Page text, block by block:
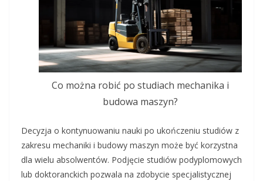
Co można robić po studiach mechanika i
budowa maszyn?
Decyzja o kontynuowaniu nauki po ukończeniu studiów z
zakresu mechaniki i budowy maszyn może być korzystna
dla wielu absolwentów. Podjęcie studiów podyplomowych
lub doktoranckich pozwala na zdobycie specjalistycznej